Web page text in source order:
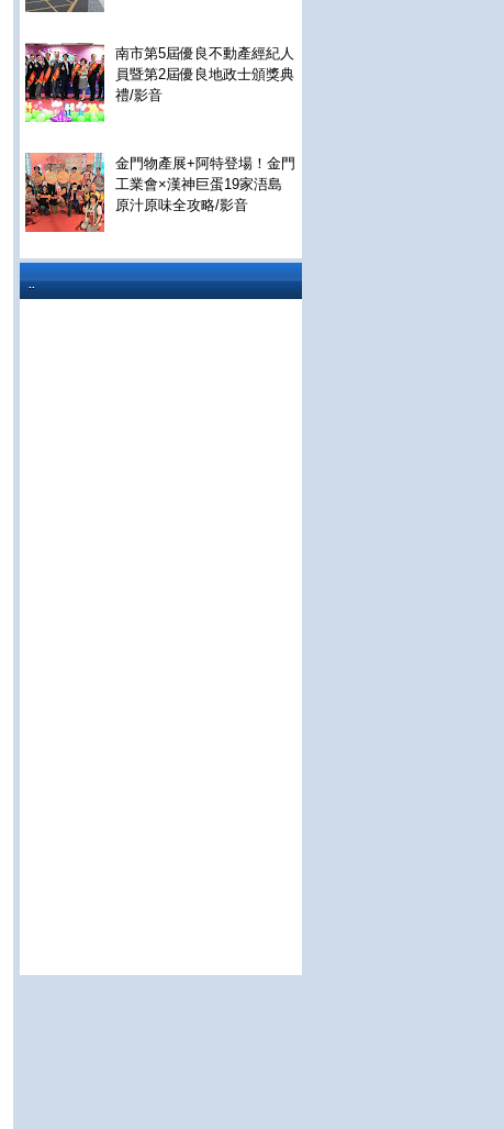
南市第5屆優良不動產經紀人
員暨第2屆優良地政士頒獎典
禮/影音
金門物產展+阿特登場！金門
工業會×漢神巨蛋19家浯島
原汁原味全攻略/影音
..